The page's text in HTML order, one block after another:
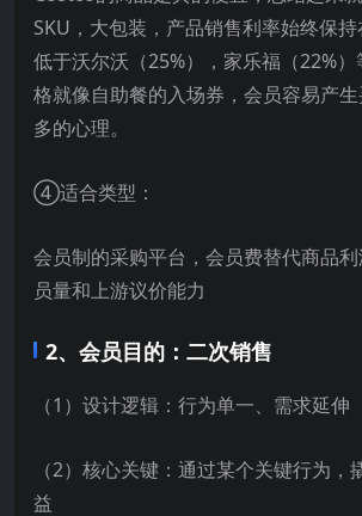
SKU，大包装，产品销售利率始终保
低于沃尔沃（25%），家乐福（22%
格就像自助餐的入场券，会员容易产
多的心理。
④适合类型：
会员制的采购平台，会员费替代商品
员量和上游议价能力
2、会员目的：二次销售
（1）设计逻辑：行为单一、需求延伸
（2）核心关键：通过某个关键行为，
益